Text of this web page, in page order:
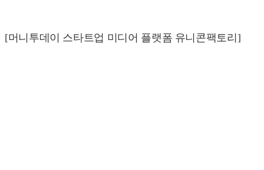
[머니투데이 스타트업 미디어 플랫폼 유니콘팩토리]